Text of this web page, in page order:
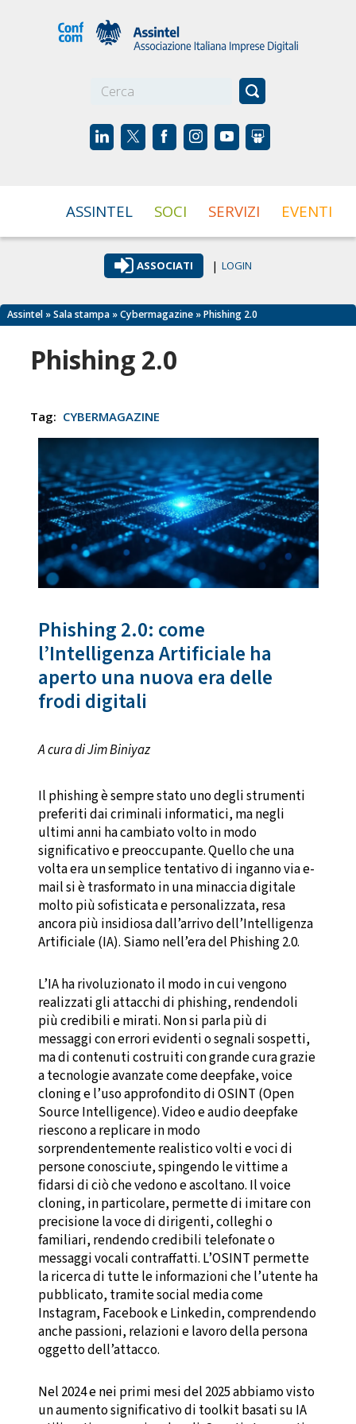
ASSINTEL SOCI SERVIZI EVENTI
ASSOCIATI | LOGIN
Assintel »Sala stampa »Cybermagazine » Phishing 2.0
Phishing 2.0
Tag: CYBERMAGAZINE
Phishing 2.0: come
l’Intelligenza Artificiale ha
aperto una nuova era delle
frodi digitali
A cura di Jim Biniyaz
Il phishing è sempre stato uno degli strumenti
preferiti dai criminali informatici, ma negli
ultimi anni ha cambiato volto in modo
significativo e preoccupante. Quello che una
volta era un semplice tentativo di inganno via e-
mail si è trasformato in una minaccia digitale
molto più sofisticata e personalizzata, resa
ancora più insidiosa dall’arrivo dell’Intelligenza
Artificiale (IA). Siamo nell’era del Phishing 2.0.
L’IA ha rivoluzionato il modo in cui vengono
realizzati gli attacchi di phishing, rendendoli
più credibili e mirati. Non si parla più di
messaggi con errori evidenti o segnali sospetti,
ma di contenuti costruiti con grande cura grazie
a tecnologie avanzate come deepfake, voice
cloning e l’uso approfondito di OSINT (Open
Source Intelligence). Video e audio deepfake
riescono a replicare in modo
sorprendentemente realistico volti e voci di
persone conosciute, spingendo le vittime a
fidarsi di ciò che vedono e ascoltano. Il voice
cloning, in particolare, permette di imitare con
precisione la voce di dirigenti, colleghi o
familiari, rendendo credibili telefonate o
messaggi vocali contraffatti. L’OSINT permette
la ricerca di tutte le informazioni che l’utente ha
pubblicato, tramite social media come
Instagram, Facebook e Linkedin, comprendendo
anche passioni, relazioni e lavoro della persona
oggetto dell’attacco.
Nel 2024 e nei primi mesi del 2025 abbiamo visto
un aumento significativo di toolkit basati su IA